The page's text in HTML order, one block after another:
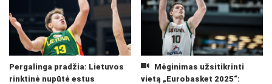
Pergalinga pradžia: Lietuvos
rinktinė nupūtė estus
Mėginimas užsitikrinti
vietą „Eurobasket 2025“: